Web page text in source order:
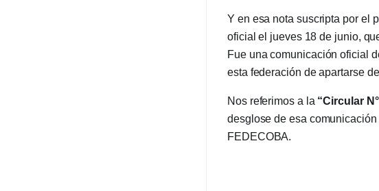
Y en esa nota suscripta por el
oficial el jueves 18 de junio,
Fue una comunicación oficial
esta federación de apartarse
Nos referimos a la “Circular
desglose de esa
FEDECOBA.